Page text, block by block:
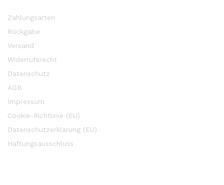
Zahlungsarten
Rückgabe
Versand
Widerrufsrecht
Datenschutz
AGB
Impressum
Cookie-Richtlinie (EU)
Datenschutzerklärung (EU)
Haftungsausschluss